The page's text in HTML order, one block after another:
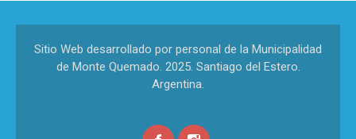
Sitio Web desarrollado por personal de la Municipalidad
de Monte Quemado. 2025. Santiago del Estero.
Argentina.